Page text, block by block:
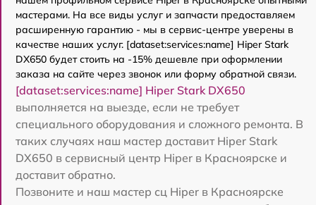
мастерами. На все виды услуг и запчасти предоставляем
расширенную гарантию - мы в сервис-центре уверены в
качестве наших услуг. [dataset:services:name] Hiper Stark
DX650 будет стоить на -15% дешевле при оформлении
заказа на сайте через звонок или форму обратной связи.
[dataset:services:name] Hiper Stark DX650
выполняется на выезде, если не требует
специального оборудования и сложного ремонта. В
таких случаях наш мастер доставит Hiper Stark
DX650 в сервисный центр Hiper в Красноярске и
доставит обратно.
Позвоните и наш мастер сц Hiper в Красноярске